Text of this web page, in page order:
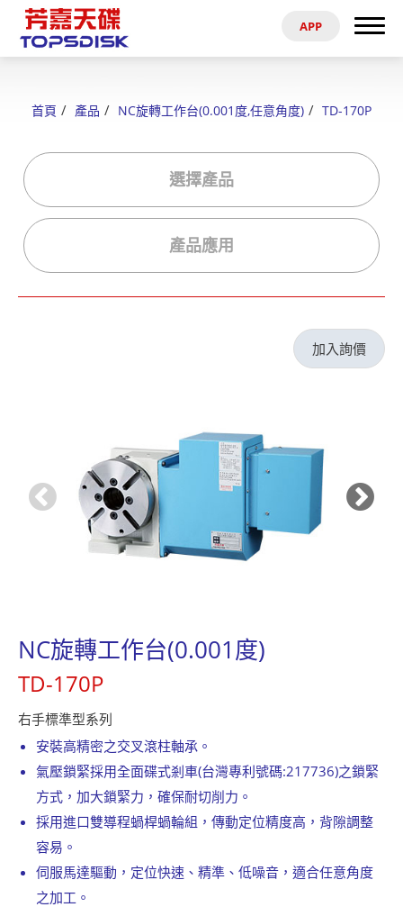
APP
首頁 產品 NC旋轉工作台(0.001度,任意角度) TD-170P
選擇產品
產品應用
加入詢價
NC旋轉工作台(0.001度)
TD-170P
右手標準型系列
安裝高精密之交叉滾柱軸承。
氣壓鎖緊採用全面碟式剎車(台灣專利號碼:217736)之鎖緊
方式，加大鎖緊力，確保耐切削力。
採用進口雙導程蝸桿蝸輪組，傳動定位精度高，背隙調整
容易。
伺服馬達驅動，定位快速、精準、低噪音，適合任意角度
之加工。
搜尋
電子型錄
繁體中文 English 简体中文